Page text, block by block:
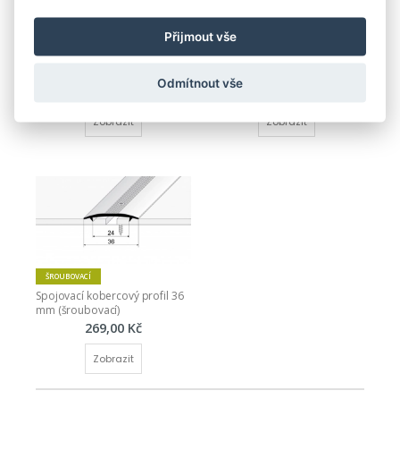
Spojovací kobercový profil 35
Zobrazit
ŠROUBOVACÍ
Spojovací kobercový profil 20
Zobrazit
ŠROUBOVACÍ
Spojovací kobercový profil 36
mm (šroubovací)
269,00 Kč
Zobrazit
Přijmout vše
Odmítnout vše